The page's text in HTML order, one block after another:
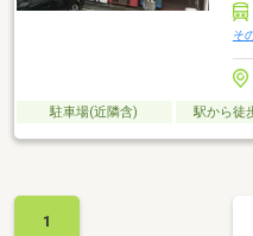
そ
駐車場(近隣含) 駅から徒
1